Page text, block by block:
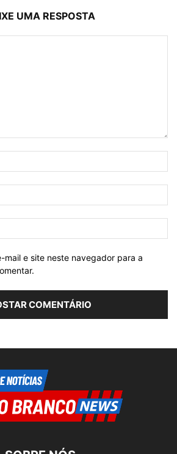
UMA RESPOSTA
mail e site neste navegador para a